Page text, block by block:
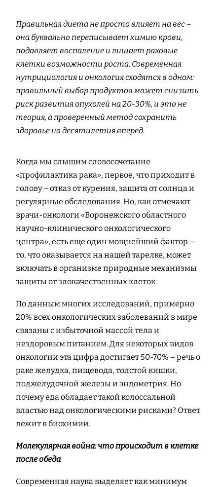
Правильная диета не просто влияет на вес –
она буквально переписывает химию крови,
подавляет воспаление и лишает раковые
клетки возможности роста. Современная
нутрициология и онкология сходятся в одном:
правильный выбор продуктов может снизить
риск развития опухолей на 20-30%, и это не
теория, а проверенный метод сохранить
здоровье на десятилетия вперед.
Когда мы слышим словосочетание
«профилактика рака», первое, что приходит в
голову – отказ от курения, защита от солнца и
регулярные обследования. Но, как отмечают
врачи-онкологи «Воронежского областного
научно-клинического онкологического
центра», есть еще один мощнейший фактор –
то, что оказывается на нашей тарелке, может
включать в организме природные механизмы
защиты от злокачественных клеток.
По данным многих исследований, примерно
20% всех онкологических заболеваний в мире
связаны с избыточной массой тела и
нездоровым питанием. Для некоторых видов
онкологии эта цифра достигает 50-70% – речь о
раке желудка, пищевода, толстой кишки,
поджелудочной железы и эндометрия. Но
почему еда обладает такой колоссальной
властью над онкологическими рисками? Ответ
лежит в биохимии.
Молекулярная война: что происходит в клетке
после обеда
Современная наука выделяет как минимум